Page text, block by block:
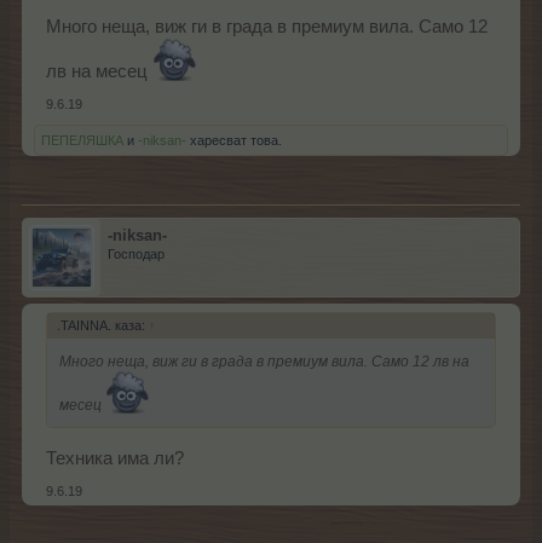
Много неща, виж ги в града в премиум вила. Само 12
лв на месец
9.6.19
ПЕПЕЛЯШКА и -niksan- харесват това.
-niksan-
Господар
.TAINNA. каза: ↑
Много неща, виж ги в града в премиум вила. Само 12 лв на
месец
Техника има ли?
9.6.19